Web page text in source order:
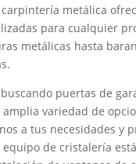
metálica
para cualquier
metálicas hasta
puertas de
variedad de
a tus necesidades y
equipo de cristalería